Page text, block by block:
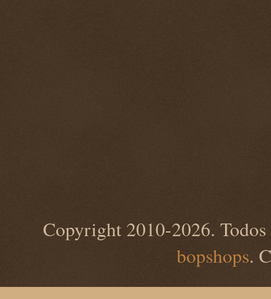
Copyright 2010-2026. Todos
bopshops.